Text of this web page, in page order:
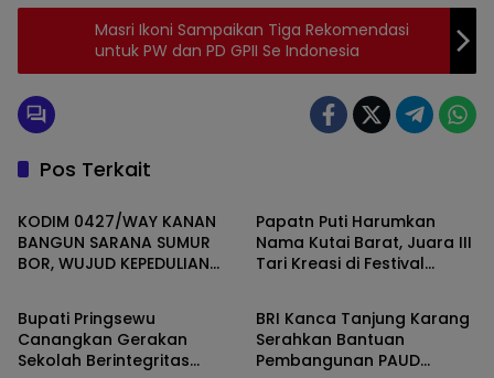
Masri Ikoni Sampaikan Tiga Rekomendasi
untuk PW dan PD GPII Se Indonesia
Pos Terkait
Daerah
KODIM 0427/WAY KANAN
BANGUN SARANA SUMUR
BOR, WUJUD KEPEDULIAN
Papatn Puti Harumkan
Nama Kutai Barat, Juara III
Tari Kreasi di Festival
Daerah
Bupati Pringsewu
Canangkan Gerakan
Sekolah Berintegritas
Lampung Selatan
BRI Kanca Tanjung Karang
Serahkan Bantuan
Pembangunan PAUD
Daerah Daerah